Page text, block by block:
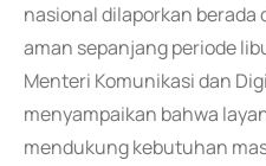
nasional dilaporkan berada
aman sepanjang periode
Menteri Komunikasi dan
menyampaikan bahwa
mendukung kebutuhan